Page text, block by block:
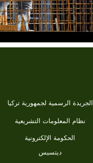
الجريدة الرسمية لجمهورية تركيا
نظام المعلومات التشريعية
الحكومة الإلكترونية
ديتسيس